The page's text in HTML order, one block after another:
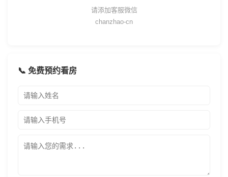
请添加客服微信
chanzhao-cn
📞 免费预约看房